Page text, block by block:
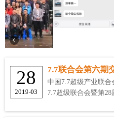
28
2019-03
7.7联合会第六期
中国7.7超级产业联合
7.7超级联合会暨第28